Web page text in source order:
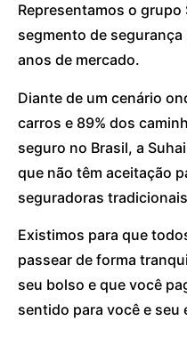
Representamos o
segmento de
anos de mercado.
Diante de um cenário
carros e 89% dos
seguro no Brasil, a
que não têm aceitação
seguradoras
Existimos para que
passear de forma
seu bolso e que você
sentido para você e seu